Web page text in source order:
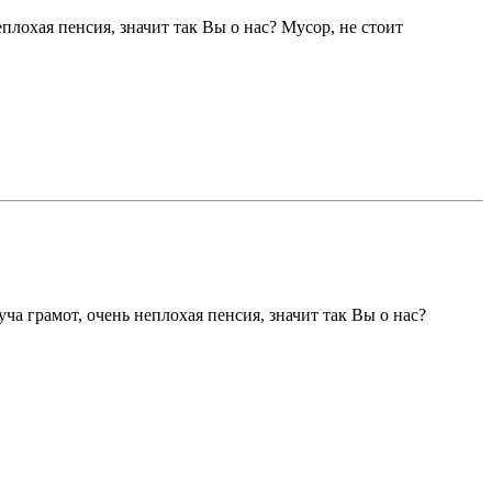
пенсия, значит так Вы о нас? Мусор, не стоит
грамот, очень неплохая пенсия, значит так Вы о нас?